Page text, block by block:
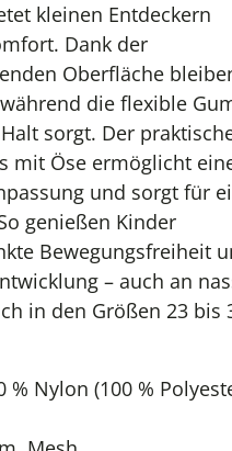
kleinen Entdeckern
Dank der
Oberfläche
die flexible
sorgt. Der
mit Öse ermöglicht
und sorgt für
genießen Kinder
Bewegungsfreiheit
– auch an
in den Größen 23 bis
% Nylon (100 %